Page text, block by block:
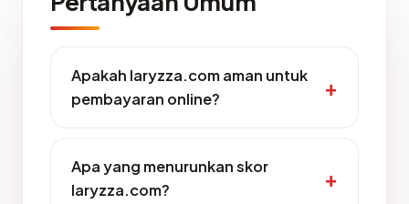
Apakah laryzza.com aman untuk
pembayaran online?
Apa yang menurunkan skor
laryzza.com?